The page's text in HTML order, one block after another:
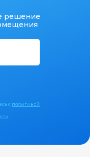
решение
с политикой